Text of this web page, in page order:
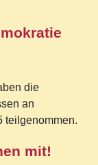
die
an
teilgenommen.
mit!